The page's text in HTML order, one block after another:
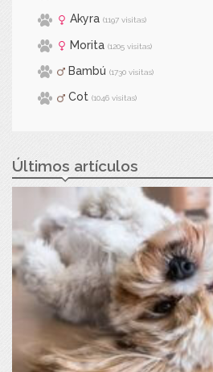
Akyra (1197 visitas)
Morita (1205 visitas)
Bambú (1730 visitas)
Cot (1046 visitas)
Últimos artículos